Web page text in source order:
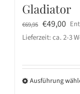
Gladiator
€69,95
Preis
€69,95
€49,00
Lieferzeit: ca. 2-3
Ausführung